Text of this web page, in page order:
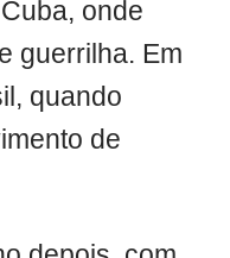
onde
guerrilha. Em
quando
de